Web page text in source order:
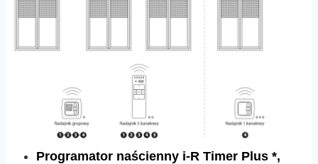
Programator naścienny i-R Timer Plus *,